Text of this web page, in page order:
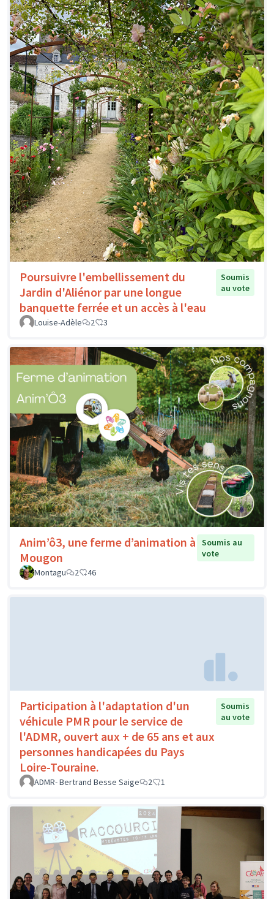
Poursuivre l'embellissement du
Jardin d'Aliénor par une longue
banquette ferrée et un accès à l'eau
Soumis
au vote
Louise-Adèle 2 3
Anim’ô3, une ferme d’animation à
Mougon
Soumis au
vote
Montagu
2 46
Participation à l'adaptation d'un
véhicule PMR pour le service de
l'ADMR, ouvert aux + de 65 ans et aux
personnes handicapées du Pays
Loire-Touraine.
Soumis
au vote
ADMR- Bertrand Besse Saige 2 1